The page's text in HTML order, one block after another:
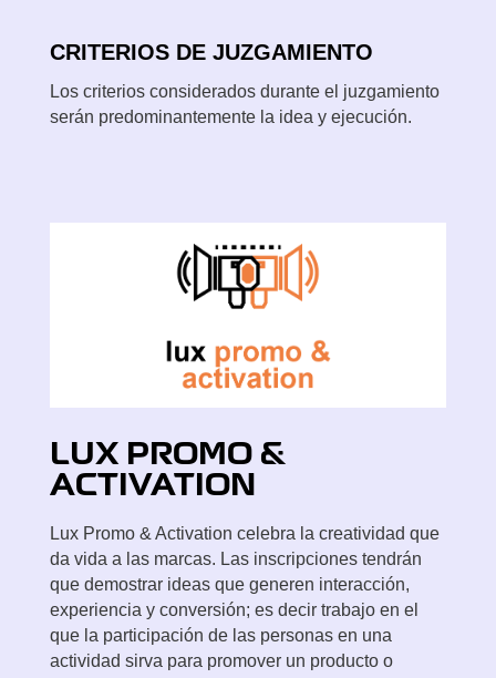
CRITERIOS DE JUZGAMIENTO
Los criterios considerados durante el juzgamiento
serán predominantemente la idea y ejecución.
LUX PROMO &
ACTIVATION
Lux Promo & Activation celebra la creatividad que
da vida a las marcas. Las inscripciones tendrán
que demostrar ideas que generen interacción,
experiencia y conversión; es decir trabajo en el
que la participación de las personas en una
actividad sirva para promover un producto o